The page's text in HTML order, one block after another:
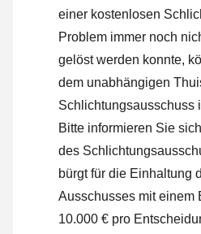
einer kostenlosen
Problem immer noch
gelöst werden konnte,
dem unabhängigen
Schlichtungsausschuss
Bitte informieren Sie
des
bürgt für die Einhaltung
Ausschusses mit einem
10.000 € pro